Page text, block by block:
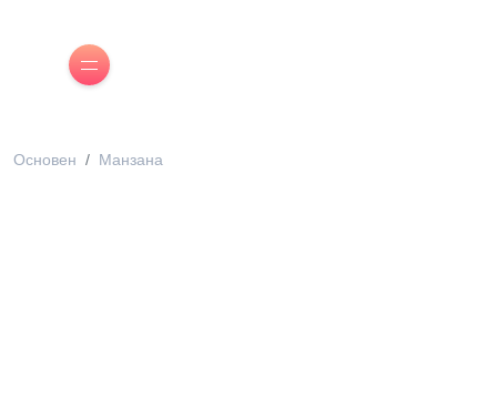
Основен Манзана